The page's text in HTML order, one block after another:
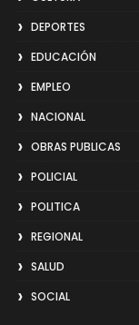
DEPORTES
EDUCACIÓN
EMPLEO
NACIONAL
OBRAS PUBLICAS
POLICIAL
POLITICA
REGIONAL
SALUD
SOCIAL